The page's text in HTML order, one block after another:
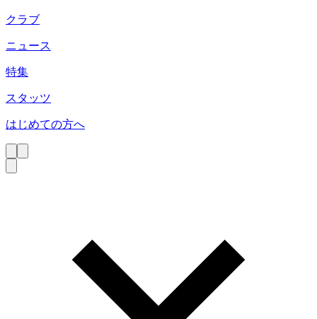
クラブ
ニュース
特集
スタッツ
はじめての方へ